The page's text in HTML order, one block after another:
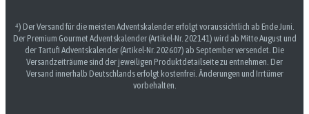
⁴) Der Versand für die meisten Adventskalender erfolgt voraussichtlich ab Ende Juni.
Der Premium Gourmet Adventskalender (Artikel-Nr. 202141) wird ab Mitte August und
der Tartufi Adventskalender (Artikel-Nr. 202607) ab September versendet. Die
Versandzeiträume sind der jeweiligen Produktdetailseite zu entnehmen. Der
Versand innerhalb Deutschlands erfolgt kostenfrei. Änderungen und Irrtümer
vorbehalten.